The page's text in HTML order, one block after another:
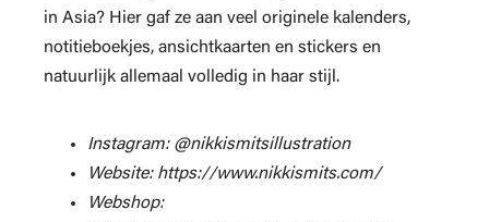
in Asia? Hier gaf ze aan veel originele kalenders,
notitieboekjes, ansichtkaarten en stickers en
natuurlijk allemaal volledig in haar stijl.
Instagram: @nikkismitsillustration
Website: https://www.nikkismits.com/
Webshop: